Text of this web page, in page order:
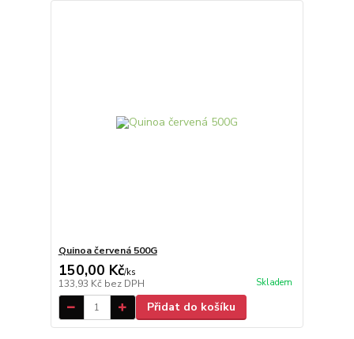
Quinoa červená 500G
150,00 Kč/ks
133,93 Kč bez DPH Skladem
Přidat do košíku